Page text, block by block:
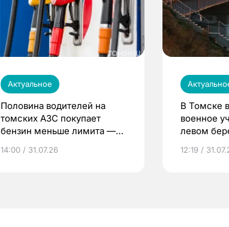
Актуальное
Половина водителей на
томских АЗС покупает
бензин меньше лимита —
14:00 / 31.07.26
В Томске
военное
левом
12:19 /